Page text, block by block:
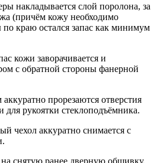
накладывается слой поролона, за
(причём кожу необходимо
по краю остался запас как минимум
кожи заворачивается и
с обратной стороны фанерной
прорезаются отверстия
для рукоятки стеклоподъёмника.
чехол аккуратно снимается с
на снятую ранее дверную обшивку,